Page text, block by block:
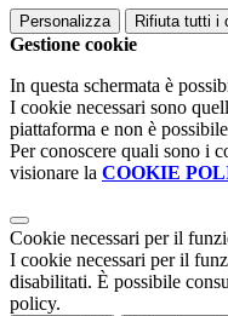
Personalizza Rifiuta tutti i
Gestione cookie
In questa schermata è
I cookie necessari sono
piattaforma e non è
Per conoscere quali sono i
visionare la COOKIE
Cookie necessari per il
I cookie necessari per il
disabilitati. È possibile
policy.